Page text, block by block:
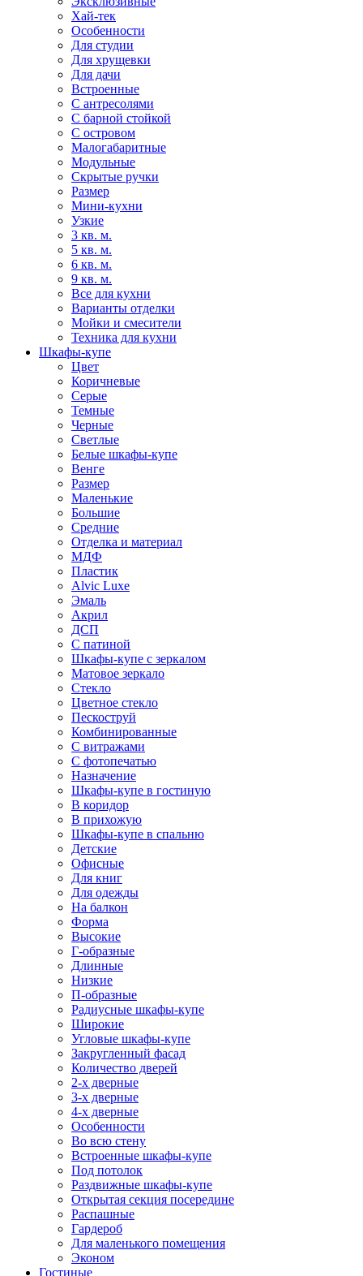
Хай-тек
Особенности
Для студии
Для хрущевки
Для дачи
Встроенные
С антресолями
С барной стойкой
С островом
Малогабаритные
Модульные
Скрытые ручки
Размер
Мини-кухни
Узкие
3 кв. м.
5 кв. м.
6 кв. м.
9 кв. м.
Все для кухни
Варианты отделки
Мойки и смесители
Техника для кухни
Шкафы-купе
Цвет
Коричневые
Серые
Темные
Черные
Светлые
Белые шкафы-купе
Венге
Размер
Маленькие
Большие
Средние
Отделка и материал
МДФ
Пластик
Alvic Luxe
Эмаль
Акрил
ДСП
С патиной
Шкафы-купе с зеркалом
Матовое зеркало
Стекло
Цветное стекло
Пескоструй
Комбинированные
С витражами
С фотопечатью
Назначение
Шкафы-купе в гостиную
В коридор
В прихожую
Шкафы-купе в спальню
Детские
Офисные
Для книг
Для одежды
На балкон
Форма
Высокие
Г-образные
Длинные
Низкие
П-образные
Радиусные шкафы-купе
Широкие
Угловые шкафы-купе
Закругленный фасад
Количество дверей
2-х дверные
3-х дверные
4-х дверные
Особенности
Во всю стену
Встроенные шкафы-купе
Под потолок
Раздвижные шкафы-купе
Открытая секция посередине
Распашные
Гардероб
Для маленького помещения
Эконом
Гостиные